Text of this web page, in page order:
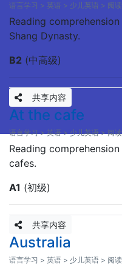
语言学习 > 英语 > 少儿英语 > 阅读
Reading
Shang Dynasty.
B2 (中高级)
共享内容
At the cafe
语言学习 > 英语 > 少儿英语 > 阅读
Reading
cafes.
A1 (初级)
共享内容
Australia
语言学习 > 英语 > 少儿英语 > 阅读